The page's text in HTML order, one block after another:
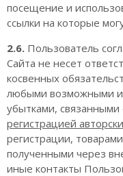
посещение и
ссылки на которые
2.6. Пользователь
Сайта не несет
косвенных
любыми возможными
убытками,
регистрацией
регистрации,
полученными через
иные контакты